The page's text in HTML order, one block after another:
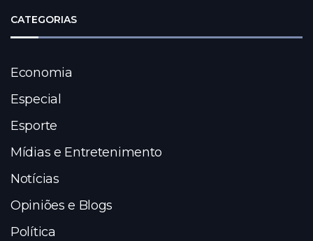
CATEGORIAS
Economia
Especial
Esporte
Mídias e Entretenimento
Notícias
Opiniões e Blogs
Política